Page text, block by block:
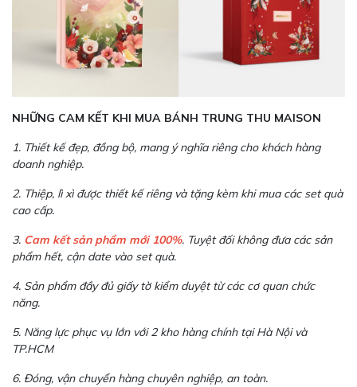
NHỮNG CAM KẾT KHI MUA BÁNH TRUNG THU MAISON
1. Thiết kế đẹp, đồng bộ, mang ý nghĩa riêng cho khách hàng
doanh nghiệp.
2. Thiệp, lì xì được thiết kế riêng và tặng kèm khi mua các set quà
cao cấp.
3. Cam kết sản phẩm mới 100%. Tuyệt đối không đưa các sản
phẩm hết, cận date vào set quà.
4. Sản phẩm đầy đủ giấy tờ kiểm duyệt từ các cơ quan chức
năng.
5. Năng lực phục vụ lớn với 2 kho hàng chính tại Hà Nội và
TP.HCM
6. Đóng, vận chuyển hàng chuyên nghiệp, an toàn.